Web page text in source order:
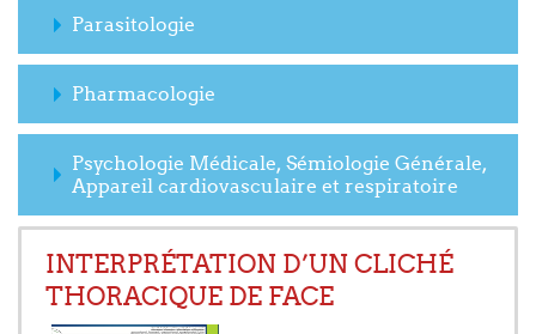
Parasitologie
Pharmacologie
Psychologie Médicale, Sémiologie Générale,
Appareil cardiovasculaire et respiratoire
INTERPRÉTATION D’UN CLICHÉ
THORACIQUE DE FACE